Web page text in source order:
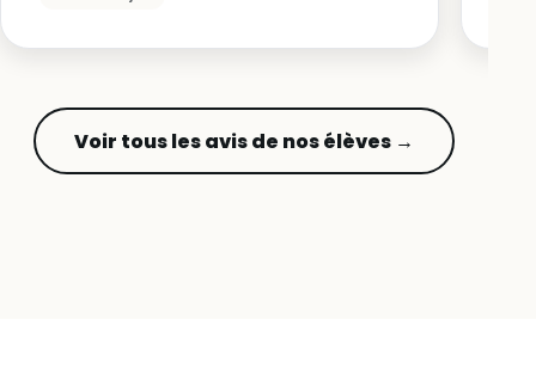
Voir tous les avis de nos élèves →